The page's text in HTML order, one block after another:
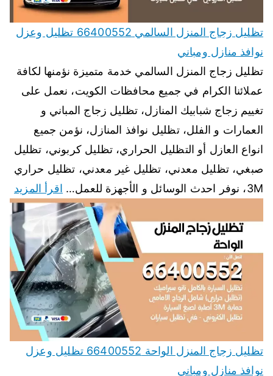
تظليل زجاج المنزل السالمي 66400552 تظليل وعزل
نوافذ منازل ومباني
تظليل زجاج المنزل السالمي خدمة متميزة نؤمنها لكافة
عملائنا الكرام في جميع محافظات الكويت، نعمل على
تغييم زجاج شبابيك المنازل، تظليل زجاج المباني و
العمارات و الفلل، تظليل نوافذ المنازل، نؤمن جميع
انواع العازل أو التظليل الحراري، تظليل كربوني، تظليل
صبغي، تظليل معدني، تظليل غير معدني، تظليل حراري
3M، نوفر احدث الوسائل و الأجهزة للعمل…
اقرأ المزيد
تظليل زجاج المنزل الواحة 66400552 تظليل وعزل
نوافذ منازل ومباني